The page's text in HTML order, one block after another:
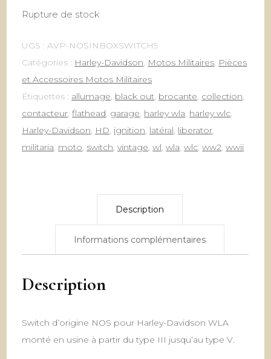
Rupture de stock
UGS : AVP-NOSINBOXSWITCH9
Catégories : Harley-Davidson Motos Militaires Pièces
et Accessoires Motos Militaires
Étiquettes : allumage black out brocante collection
contacteur ,flathead garage harley wla harley wlc
Harley-Davidson HD ignition latéral liberator
militaria moto switch ,vintage ,wl ,wla ,wlc ,ww2 ,wwii
Description
Informations complémentaires
Description
Switch d’origine NOS pour Harley-Davidson WLA
monté en usine à partir du type III jusqu’au type V.